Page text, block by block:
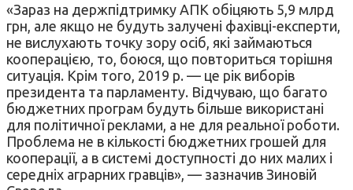
«Зараз на держпідтримку АПК обіцяють 5,9 млрд
грн, але якщо не будуть залучені фахівці-експерти,
не вислухають точку зору осіб, які займаються
кооперацією, то, боюся, що повториться торішня
ситуація. Крім того, 2019 р. — це рік виборів
президента та парламенту. Відчуваю, що багато
бюджетних програм будуть більше використані
для політичної реклами, а не для реальної роботи.
Проблема не в кількості бюджетних грошей для
кооперації, а в системі доступності до них малих і
середніх аграрних гравців», — зазначив Зиновій